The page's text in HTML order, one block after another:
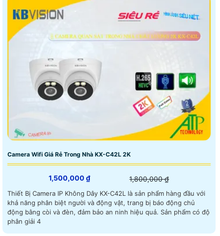
Camera Wifi Giá Rẻ Trong Nhà KX-C42L 2K
1,500,000 ₫ 1,800,000 ₫
Thiết Bị Camera IP Không Dây KX-C42L là sản phẩm hàng đầu với
khả năng phân biệt người và động vật, trang bị báo động chủ
động bằng còi và đèn, đảm bảo an ninh hiệu quả. Sản phẩm có độ
phân giải 4